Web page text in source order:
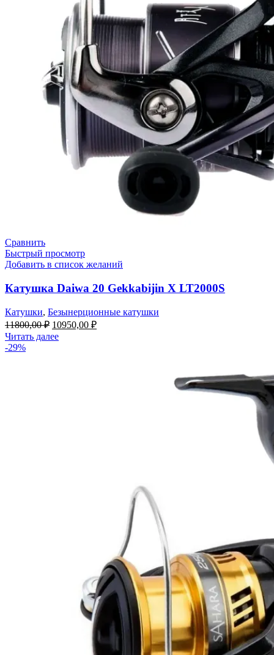
Сравнить
Быстрый просмотр
Добавить в список желаний
Катушка Daiwa 20 Gekkabijin X LT2000S
Катушки, Безынерционные катушки
11800,00₽ 10950,00 ₽
Читать далее
-29%